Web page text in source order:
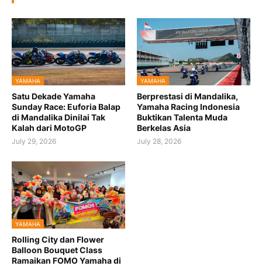
YAMAHA
Satu Dekade Yamaha
Sunday Race: Euforia Balap
di Mandalika Dinilai Tak
Kalah dari MotoGP
July 29, 2026
YAMAHA
Berprestasi di Mandalika,
Yamaha Racing Indonesia
Buktikan Talenta Muda
Berkelas Asia
July 28, 2026
YAMAHA
Rolling City dan Flower
Balloon Bouquet Class
Ramaikan FOMO Yamaha di